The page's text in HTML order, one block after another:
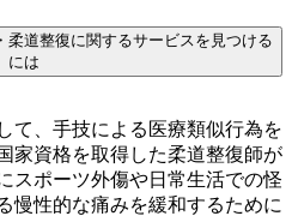
柔道整復に関するサービスを見つける
には
て、手技による医療類似行為を
家資格を取得した柔道整復師が
スポーツ外傷や日常生活での怪
慢性的な痛みを緩和するために